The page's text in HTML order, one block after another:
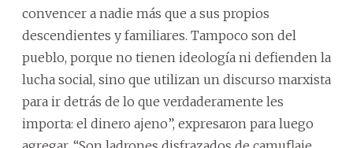
convencer a nadie más que a sus propios
descendientes y familiares. Tampoco son del
pueblo, porque no tienen ideología ni defienden la
lucha social, sino que utilizan un discurso marxista
para ir detrás de lo que verdaderamente les
importa: el dinero ajeno”, expresaron para luego